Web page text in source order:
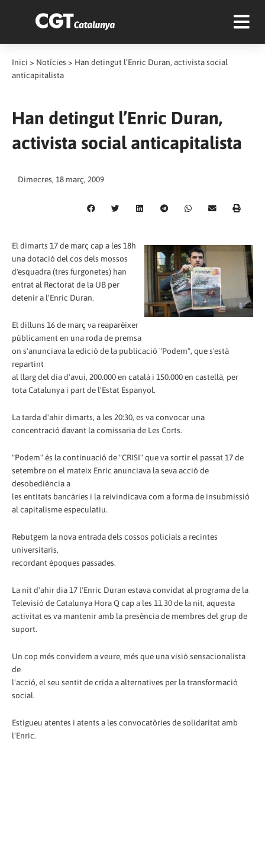
Inici > Notícies > Han detingut l’Enric Duran, activista social
anticapitalista
Han detingut l’Enric Duran,
activista social anticapitalista
Dimecres, 18 març, 2009
El dimarts 17 de març cap a les 18h
una dotació del cos dels mossos
d'esquadra (tres furgonetes) han
entrat al Rectorat de la UB per
detenir a l'Enric Duran.
El dilluns 16 de març va reaparèixer
públicament en una roda de premsa
on s'anunciava la edició de la publicació "Podem", que s'està
repartint
al llarg del dia d'avui, 200.000 en català i 150.000 en castellà, per
tota Catalunya i part de l'Estat Espanyol.
La tarda d'ahir dimarts, a les 20:30, es va convocar una
concentració davant la comissaria de Les Corts.
"Podem" és la continuació de "CRISI" que va sortir el passat 17 de
setembre on el mateix Enric anunciava la seva acció de
desobediència a
les entitats bancàries i la reivindicava com a forma de insubmissió
al capitalisme especulatiu.
Rebutgem la nova entrada dels cossos policials a recintes
universitaris,
recordant èpoques passades.
La nit d'ahir dia 17 l'Enric Duran estava convidat al programa de la
Televisió de Catalunya Hora Q cap a les 11.30 de la nit, aquesta
activitat es va mantenir amb la presència de membres del grup de
suport.
Un cop més convidem a veure, més que una visió sensacionalista
de
l'acció, el seu sentit de crida a alternatives per la transformació
social.
Estigueu atentes i atents a les convocatòries de solidaritat amb
l'Enric.